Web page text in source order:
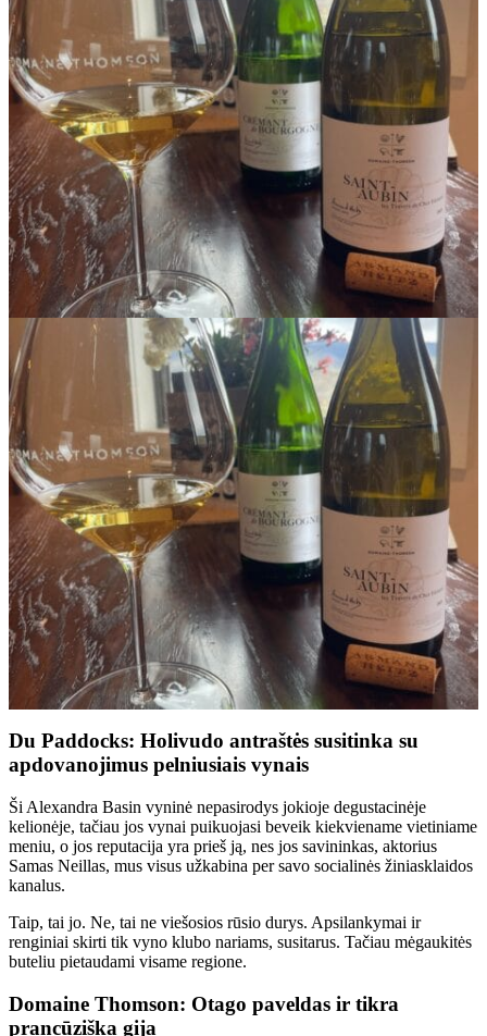
Du Paddocks: Holivudo antraštės susitinka su
apdovanojimus pelniusiais vynais
Ši Alexandra Basin vyninė nepasirodys jokioje degustacinėje
kelionėje, tačiau jos vynai puikuojasi beveik kiekviename vietiniame
meniu, o jos reputacija yra prieš ją, nes jos savininkas, aktorius
Samas Neillas, mus visus užkabina per savo socialinės žiniasklaidos
kanalus.
Taip, tai jo. Ne, tai ne viešosios rūsio durys. Apsilankymai ir
renginiai skirti tik vyno klubo nariams, susitarus. Tačiau mėgaukitės
buteliu pietaudami visame regione.
Domaine Thomson: Otago paveldas ir tikra
prancūziška gija